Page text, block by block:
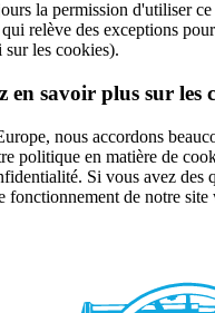
la permission d'utiliser
relève des exceptions
sur les cookies).
en savoir plus sur les
nous accordons
politique en matière de
Si vous avez des
fonctionnement de notre